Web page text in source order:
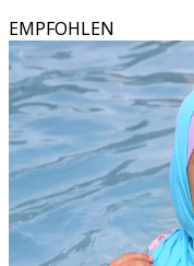
EMPFOHLEN